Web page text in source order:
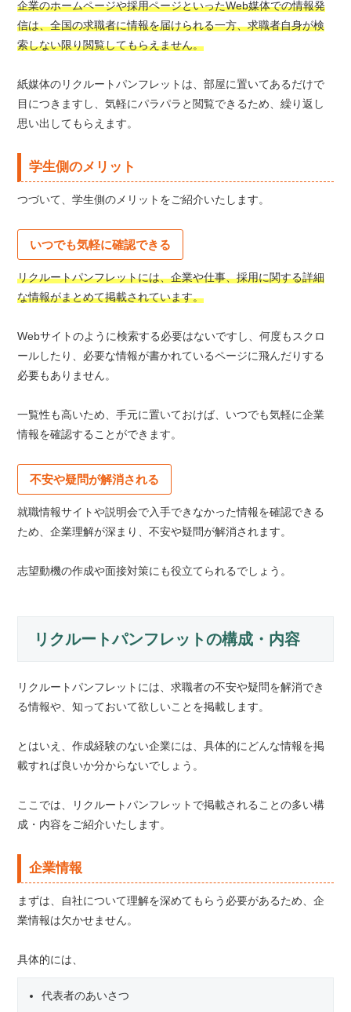
企業のホームページや採用ページといったWeb媒体での情報発
信は、全国の求職者に情報を届けられる一方、求職者自身が検
索しない限り閲覧してもらえません。
紙媒体のリクルートパンフレットは、部屋に置いてあるだけで
目につきますし、気軽にパラパラと閲覧できるため、繰り返し
思い出してもらえます。
学生側のメリット
つづいて、学生側のメリットをご紹介いたします。
いつでも気軽に確認できる
リクルートパンフレットには、企業や仕事、採用に関する詳細
な情報がまとめて掲載されています。
Webサイトのように検索する必要はないですし、何度もスクロ
ールしたり、必要な情報が書かれているページに飛んだりする
必要もありません。
一覧性も高いため、手元に置いておけば、いつでも気軽に企業
情報を確認することができます。
不安や疑問が解消される
就職情報サイトや説明会で入手できなかった情報を確認できる
ため、企業理解が深まり、不安や疑問が解消されます。
志望動機の作成や面接対策にも役立てられるでしょう。
リクルートパンフレットの構成・内容
リクルートパンフレットには、求職者の不安や疑問を解消でき
る情報や、知っておいて欲しいことを掲載します。
とはいえ、作成経験のない企業には、具体的にどんな情報を掲
載すれば良いか分からないでしょう。
ここでは、リクルートパンフレットで掲載されることの多い構
成・内容をご紹介いたします。
企業情報
まずは、自社について理解を深めてもらう必要があるため、企
業情報は欠かせません。
具体的には、
代表者のあいさつ